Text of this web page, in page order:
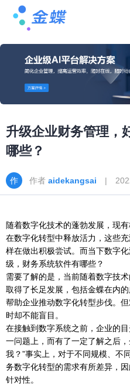
升级企业财务管理，
哪些？
作者 aidekangsai |
随着数字化技术的蓬勃发展，现
在数字化转型中释放活力，这些
样在做出积极尝试。而当下数字
级，财务系统软件有哪些？
需要了解的是，当前随着数字技
取得了长足发展，包括金蝶在内
帮助企业推动数字化转型步伐。
时却不能盲目。
在接触到数字系统之前，企业的
一问题上，而有了一定了解之后
我？”事实上，对于不同规模、不
务数字化转型的需求有所差异，
针对性。